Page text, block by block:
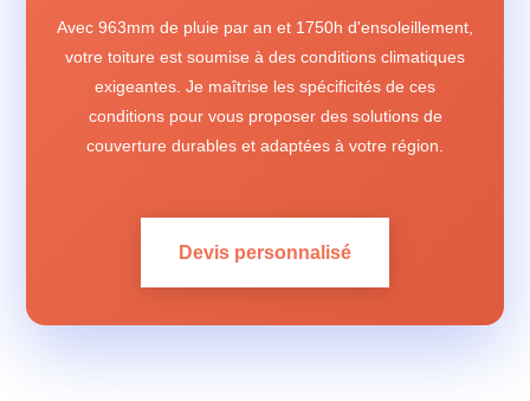
Avec 963mm de pluie par an et 1750h d'ensoleillement,
votre toiture est soumise à des conditions climatiques
exigeantes. Je maîtrise les spécificités de ces
conditions pour vous proposer des solutions de
couverture durables et adaptées à votre région.
Devis personnalisé